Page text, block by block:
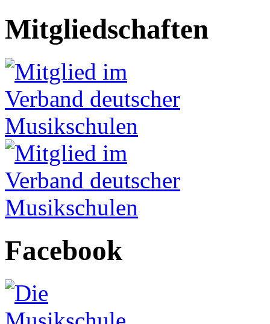
Mitgliedschaften
Facebook